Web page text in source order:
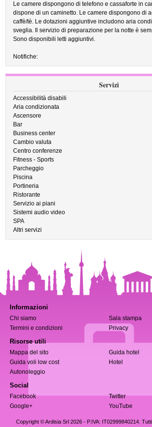
Le camere dispongono di telefono e cassaforte in
dispone di un caminetto. Le camere dispongono di
caffè/tè. Le dotazioni aggiuntive includono aria
sveglia. Il servizio di preparazione per la notte è
Sono disponibili letti aggiuntivi.
Notifiche:
Servizi
Accessibilità disabili
Aria condizionata
Ascensore
Bar
Business center
Cambio valuta
Centro conferenze
Fitness - Sports
Parcheggio
Piscina
Portineria
Ristorante
Servizio ai piani
Sistemi audio video
SPA
Altri servizi
Informazioni
Chi siamo
Sala stampa
Termini e condizioni
Privacy
Risorse utili
Mappa del sito
Guida hotel
Guida voli low cost
Hotel
Autonoleggio
Social
Facebook
Twitter
Google+
YouTube
Copyright © Ardisia Srl 2026 - P.IVA: IT02999840214.